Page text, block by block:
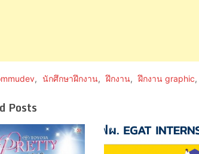
, นักศึกษาฝึกงาน, ฝึกงาน, ฝึกงาน graphic,
Posts